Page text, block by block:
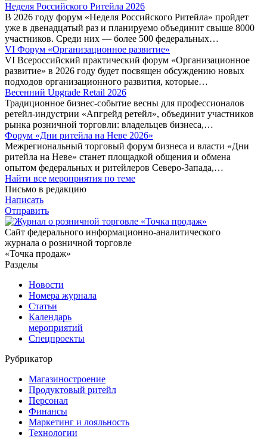
Неделя Российского Ритейла 2026
В 2026 году форум «Неделя Российского Ритейла» пройдет
уже в двенадцатый раз и планируемо объединит свыше 8000
участников. Среди них — более 500 федеральных…
VI Форум «Организационное развитие»
VI Всероссийский практический форум «Организационное
развитие» в 2026 году будет посвящен обсуждению новых
подходов организационного развития, которые…
Весенний Upgrade Retail 2026
Традиционное бизнес-событие весны для профессионалов
ретейл-индустрии «Апгрейд ретейл», объединит участников
рынка розничной торговли: владельцев бизнеса,…
Форум «Дни ритейла на Неве 2026»
Межрегиональный торговый форум бизнеса и власти «Дни
ритейла на Неве» станет площадкой общения и обмена
опытом федеральных и ритейлеров Северо-Запада,…
Найти все мероприятия по теме
Письмо в редакцию
Написать
Отправить
Сайт федерального информационно-аналитического
журнала о розничной торговле
«Точка продаж»
Разделы
Новости
Номера журнала
Статьи
Календарь
мероприятий
Спецпроекты
Рубрикатор
Магазиностроение
Продуктовый ритейл
Персонал
Финансы
Маркетинг и лояльность
Технологии